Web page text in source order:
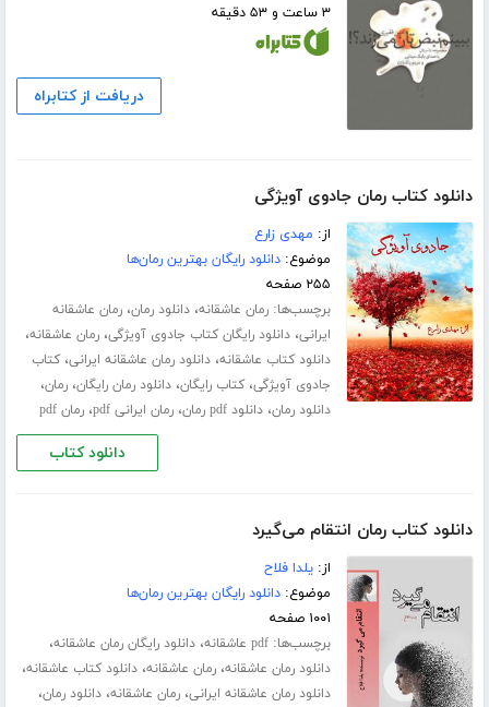
۳ ساعت و ۵۳ دقیقه
دریافت از کتابراه
دانلود کتاب رمان جادوی آویژگی
از: مهدی زارع
موضوع:دانلود رایگان بهترین رمان‌ها
۲۵۵ صفحه
برچسب‌ها:رمان عاشقانه،دانلود رمان،رمان عاشقانه
ایرانی،دانلود رایگان کتاب جادوی آویژگی،رمان عاشقانه،
دانلود کتاب عاشقانه،دانلود رمان عاشقانه ایرانی،کتاب
جادوی آویژگی،کتاب رایگان،دانلود رمان رایگان،رمان،
دانلود رمان،دانلود pdf رمان ،رمان ایرانی pdf ،رمان pdf
دانلود کتاب
دانلود کتاب رمان انتقام می‌گیرد
از:یلدا فلاح
موضوع:دانلود رایگان بهترین رمان‌ها
۱۰۰۱ صفحه
برچسب‌ها:pdf عاشقانه ،دانلود رایگان رمان عاشقانه،
دانلود رمان عاشقانه،رمان عاشقانه،دانلود کتاب عاشقانه،
دانلود رمان عاشقانه ایرانی،رمان عاشقانه،دانلود رمان،